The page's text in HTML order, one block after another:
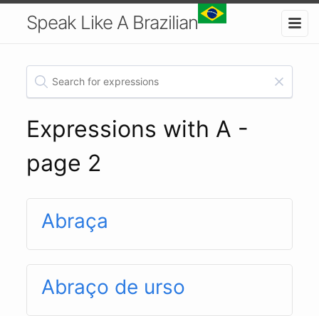
Speak Like A Brazilian
Expressions with A -
page 2
Abraça
Abraço de urso